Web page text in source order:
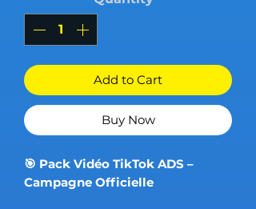
Add to Cart
Buy Now
🎯 Pack Vidéo TikTok ADS –
Campagne Officielle